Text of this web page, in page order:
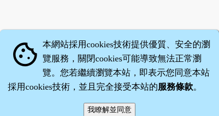
‧沈藥子©2008～2026
cookie 本網站採用cookies技術提供優質、安全的瀏
覽服務，關閉cookies可能導致無法正常瀏
覽。您若繼續瀏覽本站，即表示您同意本站
採用cookies技術，並且完全接受本站的服務條款。